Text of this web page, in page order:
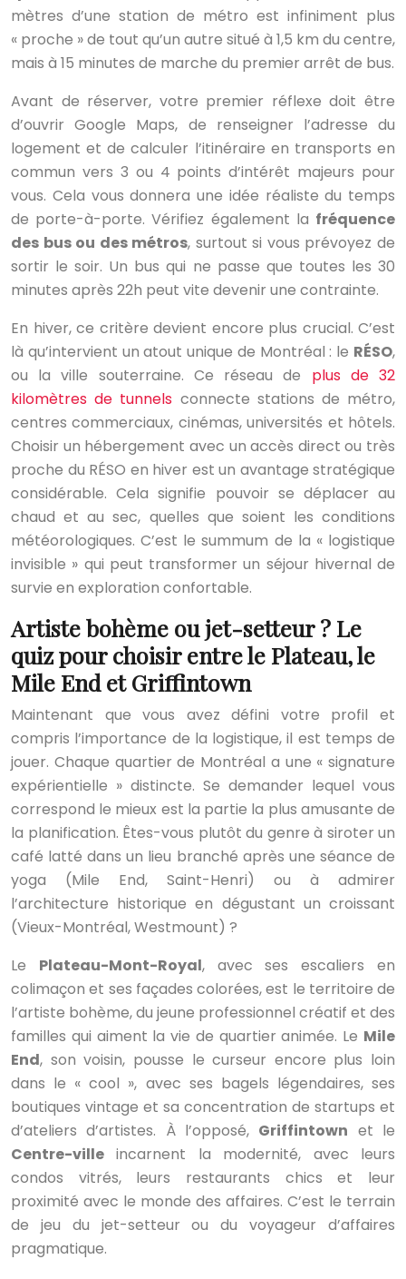
mètres d’une station de métro est infiniment plus
« proche » de tout qu’un autre situé à 1,5 km du centre,
mais à 15 minutes de marche du premier arrêt de bus.
Avant de réserver, votre premier réflexe doit être
d’ouvrir Google Maps, de renseigner l’adresse du
logement et de calculer l’itinéraire en transports en
commun vers 3 ou 4 points d’intérêt majeurs pour
vous. Cela vous donnera une idée réaliste du temps
de porte-à-porte. Vérifiez également la fréquence
des bus ou des métros, surtout si vous prévoyez de
sortir le soir. Un bus qui ne passe que toutes les 30
minutes après 22h peut vite devenir une contrainte.
En hiver, ce critère devient encore plus crucial. C’est
là qu’intervient un atout unique de Montréal : le RÉSO,
ou la ville souterraine. Ce réseau de plus de 32
kilomètres de tunnels connecte stations de métro,
centres commerciaux, cinémas, universités et hôtels.
Choisir un hébergement avec un accès direct ou très
proche du RÉSO en hiver est un avantage stratégique
considérable. Cela signifie pouvoir se déplacer au
chaud et au sec, quelles que soient les conditions
météorologiques. C’est le summum de la « logistique
invisible » qui peut transformer un séjour hivernal de
survie en exploration confortable.
Artiste bohème ou jet-setteur ? Le
quiz pour choisir entre le Plateau, le
Mile End et Griffintown
Maintenant que vous avez défini votre profil et
compris l’importance de la logistique, il est temps de
jouer. Chaque quartier de Montréal a une « signature
expérientielle » distincte. Se demander lequel vous
correspond le mieux est la partie la plus amusante de
la planification. Êtes-vous plutôt du genre à siroter un
café latté dans un lieu branché après une séance de
yoga (Mile End, Saint-Henri) ou à admirer
l’architecture historique en dégustant un croissant
(Vieux-Montréal, Westmount) ?
Le Plateau-Mont-Royal, avec ses escaliers en
colimaçon et ses façades colorées, est le territoire de
l’artiste bohème, du jeune professionnel créatif et des
familles qui aiment la vie de quartier animée. Le Mile
End, son voisin, pousse le curseur encore plus loin
dans le « cool », avec ses bagels légendaires, ses
boutiques vintage et sa concentration de startups et
d’ateliers d’artistes. À l’opposé, Griffintown et le
Centre-ville incarnent la modernité, avec leurs
condos vitrés, leurs restaurants chics et leur
proximité avec le monde des affaires. C’est le terrain
de jeu du jet-setteur ou du voyageur d’affaires
pragmatique.